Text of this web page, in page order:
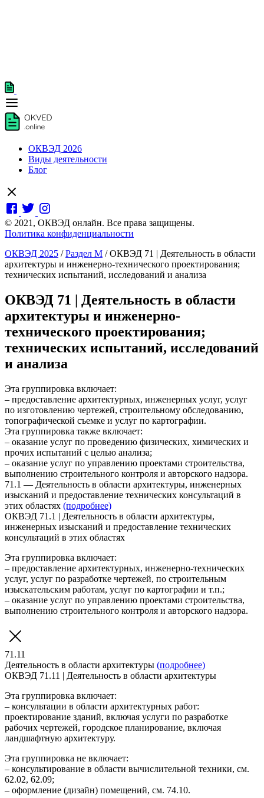
ОКВЭД 2026
Виды деятельности
Блог
© 2021, ОКВЭД онлайн. Все права защищены.
Политика конфиденциальности
ОКВЭД 2025 /Раздел M /ОКВЭД 71 | Деятельность в области
архитектуры и инженерно-технического проектирования;
технических испытаний, исследований и анализа
ОКВЭД 71 | Деятельность в области
архитектуры и инженерно-
технического проектирования;
технических испытаний, исследований
и анализа
Эта группировка включает:
– предоставление архитектурных, инженерных услуг, услуг
по изготовлению чертежей, строительному обследованию,
топографической съемке и услуг по картографии.
Эта группировка также включает:
– оказание услуг по проведению физических, химических и
прочих испытаний с целью анализа;
– оказание услуг по управлению проектами строительства,
выполнению строительного контроля и авторского надзора.
71.1 — Деятельность в области архитектуры, инженерных
изысканий и предоставление технических консультаций в
этих областях (подробнее)
ОКВЭД 71.1 | Деятельность в области архитектуры,
инженерных изысканий и предоставление технических
консультаций в этих областях
Эта группировка включает:
– предоставление архитектурных, инженерно-технических
услуг, услуг по разработке чертежей, по строительным
изыскательским работам, услуг по картографии и т.п.;
– оказание услуг по управлению проектами строительства,
выполнению строительного контроля и авторского надзора.
71.11
Деятельность в области архитектуры (подробнее)
ОКВЭД 71.11 | Деятельность в области архитектуры
Эта группировка включает:
– консультации в области архитектурных работ:
проектирование зданий, включая услуги по разработке
рабочих чертежей, городское планирование, включая
ландшафтную архитектуру.
Эта группировка не включает:
– консультирование в области вычислительной техники, см.
62.02, 62.09;
– оформление (дизайн) помещений, см. 74.10.